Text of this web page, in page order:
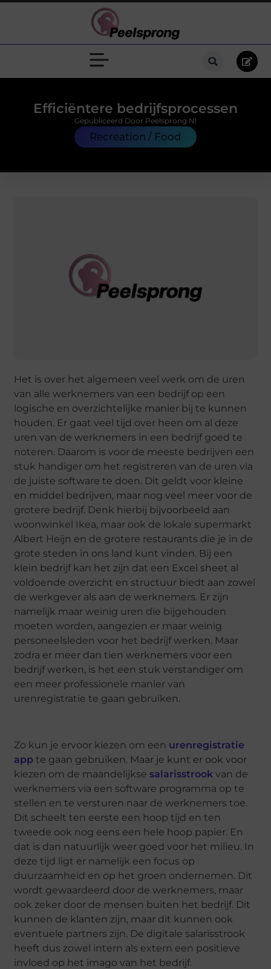
Efficiëntere bedrijfsprocessen
Recreation / Food
Gepubliceerd Door Peelsprong.nl
Het is over het algemeen veel werk om de uren
van alle werknemers van een bedrijf op een
logische en overzichtelijke manier bij te kunnen
houden. Er gaat veel tijd over heen om al deze
uren van de werknemers in een bedrijf goed te
noteren. Daarom is voor de meeste bedrijven een
stuk handiger om het registreren van de uren via
de juiste software te doen. Dit geldt voor kleine
en middel bedrijven, maar nog veel meer voor de
grotere bedrijf. Denk hierbij bijvoorbeeld aan
woonwinkel Ikea, maar ook de lokale supermarkt
Albert Heijn en de grotere restaurants die je in de
grote steden in ons land kunt vinden. Bij een
klein bedrijf kan het zijn dat een Excel sheet al
voldoende overzicht en structuur biedt aan zowel
de werkgever als aan de werknemers. Er zijn
namelijk maar weinig uren die bijgehouden
moeten worden, aangezien er maar weinig
personeelsleden voor het bedrijf werken. Maar
zodra er meer dan tien werknemers voor een
bedrijf werken, is het een stuk verstandiger om
een meer professionele manier van
urenregistratie te gaan gebruiken.
Zo kun je ervoor kiezen om een urenregistratie
app te gaan gebruiken. Maar je kunt er ook voor
kiezen om de maandelijkse salarisstrook van de
werknemers via een software programma op te
stellen en te versturen naar de werknemers toe.
Dit scheelt ten eerste een hoop tijd en ten
tweede ook nog eens een hele hoop papier. En
dat is dan natuurlijk weer goed voor het milieu. In
deze tijd ligt er namelijk een focus op
duurzaamheid en op het groen ondernemen. Dit
wordt gewaardeerd door de werknemers, maar
ook zeker door de mensen buiten het bedrijf. Dit
kunnen de klanten zijn, maar dit kunnen ook
eventuele partners zijn. De digitale salarisstrook
heeft dus zowel intern als extern een positieve
invloed op het imago van het bedrijf.